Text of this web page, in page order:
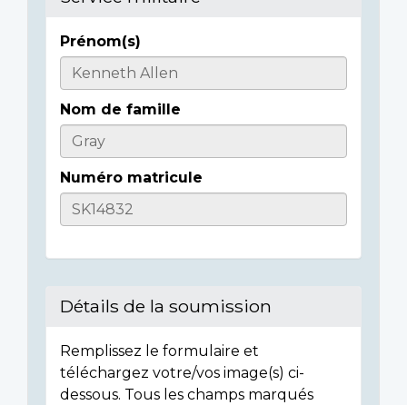
Informations
sur
l'individu
Prénom(s)
Nom de famille
Numéro matricule
Détails de la soumission
Remplissez le formulaire et
téléchargez votre/vos image(s) ci-
dessous. Tous les champs marqués